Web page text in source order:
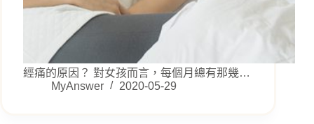
經痛的原因？ 對女孩而言，每個月總有那幾…
MyAnswer
2020-05-29